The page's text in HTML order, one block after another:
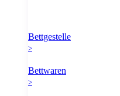
Bettgestelle
>
Bettwaren
>